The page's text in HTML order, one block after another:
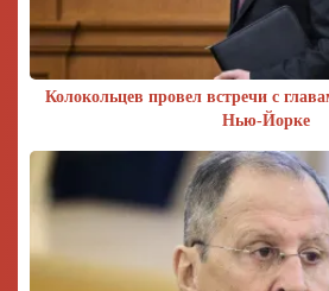
Колокольцев провел встречи с
Нью-Йорке